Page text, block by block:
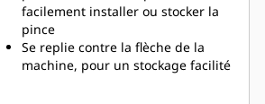
de la flèche lors du transport.
La gestion de plusieurs
équipements pour un parc est
plus facile avec un système
facilement installer ou stocker la
pince
Se replie contre la flèche de la
machine, pour un stockage facilité